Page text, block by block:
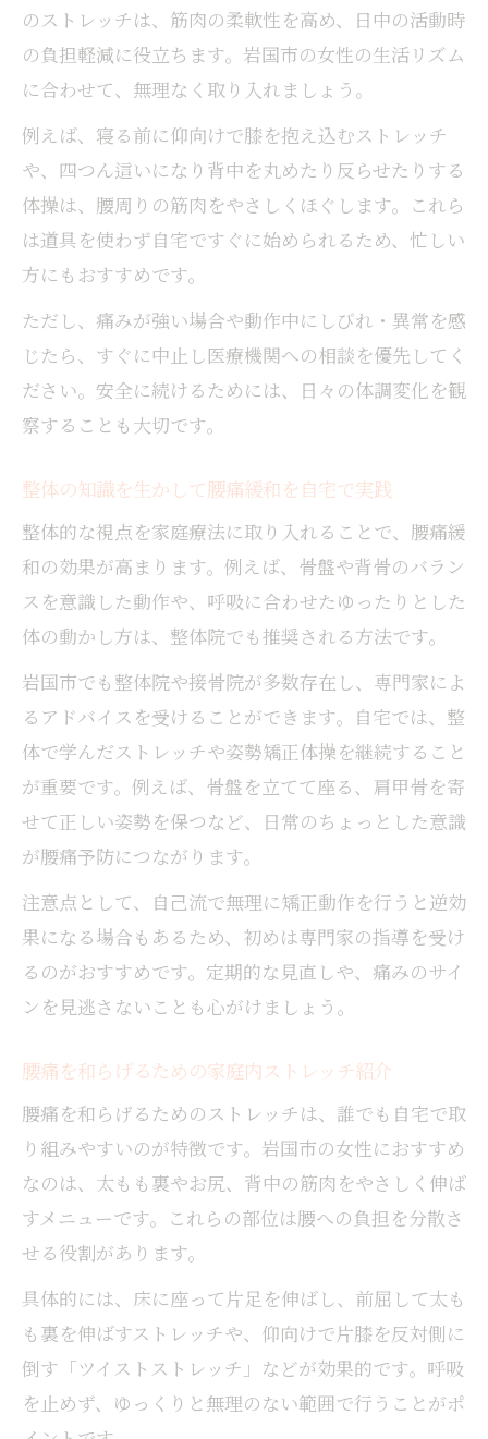
のストレッチは、筋肉の柔軟性を高め、日中の活動時
の負担軽減に役立ちます。岩国市の女性の生活リズム
に合わせて、無理なく取り入れましょう。
例えば、寝る前に仰向けで膝を抱え込むストレッチ
や、四つん這いになり背中を丸めたり反らせたりする
体操は、腰周りの筋肉をやさしくほぐします。これら
は道具を使わず自宅ですぐに始められるため、忙しい
方にもおすすめです。
ただし、痛みが強い場合や動作中にしびれ・異常を感
じたら、すぐに中止し医療機関への相談を優先してく
ださい。安全に続けるためには、日々の体調変化を観
察することも大切です。
整体の知識を生かして腰痛緩和を自宅で実践
整体的な視点を家庭療法に取り入れることで、腰痛緩
和の効果が高まります。例えば、骨盤や背骨のバラン
スを意識した動作や、呼吸に合わせたゆったりとした
体の動かし方は、整体院でも推奨される方法です。
岩国市でも整体院や接骨院が多数存在し、専門家によ
るアドバイスを受けることができます。自宅では、整
体で学んだストレッチや姿勢矯正体操を継続すること
が重要です。例えば、骨盤を立てて座る、肩甲骨を寄
せて正しい姿勢を保つなど、日常のちょっとした意識
が腰痛予防につながります。
注意点として、自己流で無理に矯正動作を行うと逆効
果になる場合もあるため、初めは専門家の指導を受け
るのがおすすめです。定期的な見直しや、痛みのサイ
ンを見逃さないことも心がけましょう。
腰痛を和らげるための家庭内ストレッチ紹介
腰痛を和らげるためのストレッチは、誰でも自宅で取
り組みやすいのが特徴です。岩国市の女性におすすめ
なのは、太もも裏やお尻、背中の筋肉をやさしく伸ば
すメニューです。これらの部位は腰への負担を分散さ
せる役割があります。
具体的には、床に座って片足を伸ばし、前屈して太も
も裏を伸ばすストレッチや、仰向けで片膝を反対側に
倒す「ツイストストレッチ」などが効果的です。呼吸
を止めず、ゆっくりと無理のない範囲で行うことがポ